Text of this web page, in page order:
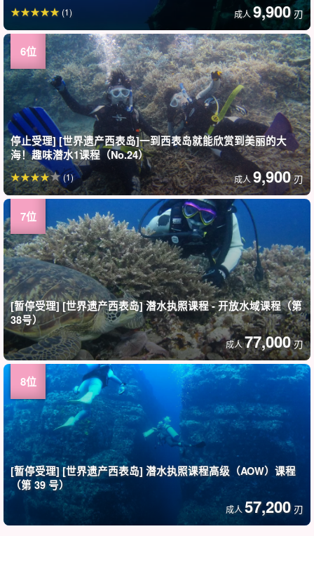
成人 9,900 刃
(1)
停止受理] [世界遗产西表岛]一到西表岛就能欣赏到美丽的大
海！趣味潜水1课程（No.24）
成人9,900 刃
(1)
[暂停受理] [世界遗产西表岛] 潜水执照课程 - 开放水域课程（第
38号）
成人77,000 刃
[暂停受理] [世界遗产西表岛] 潜水执照课程高级（AOW）课程
（第 39 号）
成人 57,200 刃